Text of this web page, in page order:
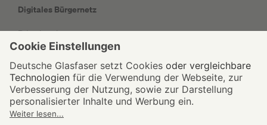
Digitales Bürgernetz
Privatkunden
Wohnungswirtschaft
Kommunen